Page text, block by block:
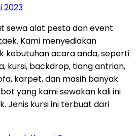
2023
sewa alat pesta dan event
Kami menyediakan
kebutuhan acara anda, seperti
kursi, backdrop, tiang antrian,
karpet, dan masih banyak
yang kami sewakan kali ini
Jenis kursi ini terbuat dari